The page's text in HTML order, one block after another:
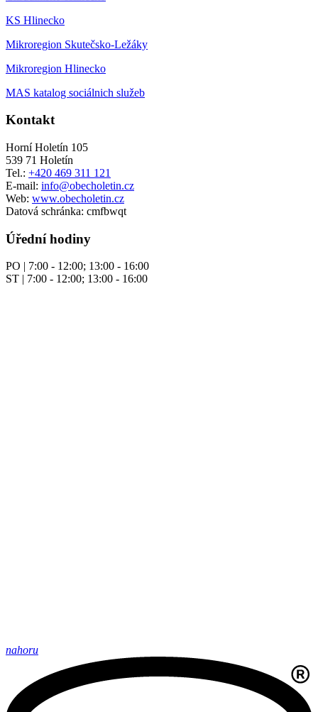
KS Hlinecko
Mikroregion Skutečsko-Ležáky
Mikroregion Hlinecko
MAS katalog sociálnich služeb
Kontakt
Horní Holetín 105
539 71 Holetín
Tel.: +420 469 311 121
E-mail: info@obecholetin.cz
Web: www.obecholetin.cz
Datová schránka: cmfbwqt
Úřední hodiny
PO | 7:00 - 12:00; 13:00 - 16:00
ST | 7:00 - 12:00; 13:00 - 16:00
nahoru